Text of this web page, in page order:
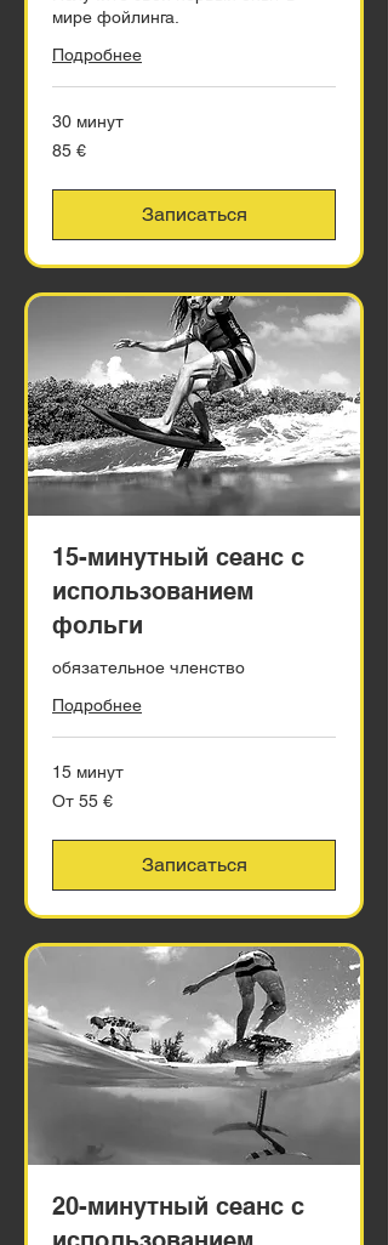
мире фойлинга.
Подробнее
30 минут
85
евро
85 €
Записаться
15-минутный сеанс с
использованием
фольги
обязательное членство
Подробнее
15 минут
От
55
От 55 €
Записаться
20-минутный сеанс с